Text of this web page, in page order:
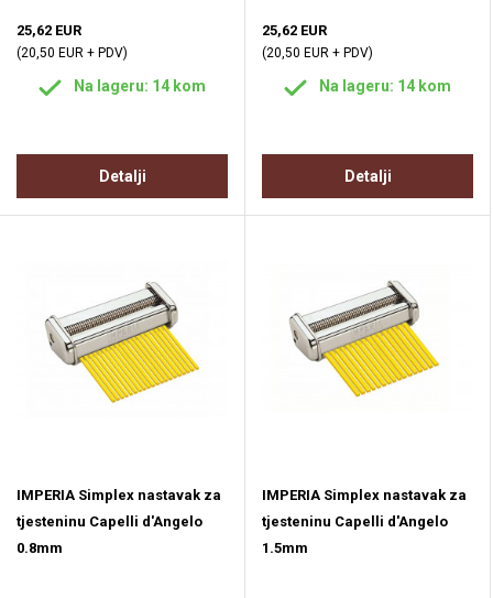
25,62 EUR
(20,50 EUR + PDV)
Na lageru: 14 kom
Detalji
25,62 EUR
(20,50 EUR + PDV)
Na lageru: 14 kom
Detalji
IMPERIA Simplex nastavak za
tjesteninu Capelli d'Angelo
0.8mm
IMPERIA Simplex nastavak za
tjesteninu Capelli d'Angelo
1.5mm